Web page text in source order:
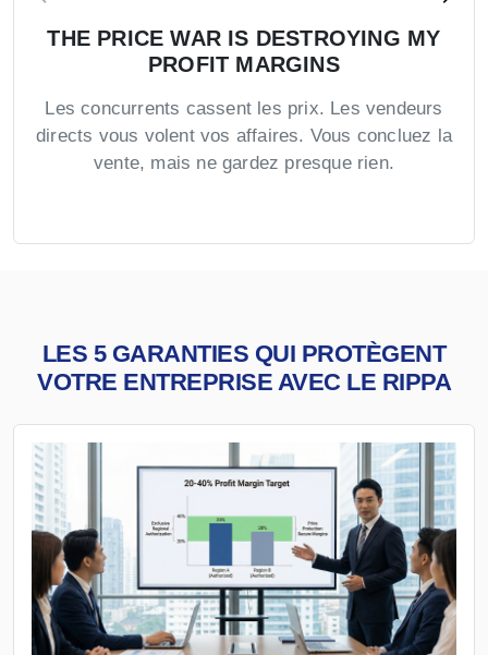
THE PRICE WAR IS DESTROYING MY
PROFIT MARGINS
Les concurrents cassent les prix. Les vendeurs
directs vous volent vos affaires. Vous concluez la
vente, mais ne gardez presque rien.
LES 5 GARANTIES QUI PROTÈGENT
VOTRE ENTREPRISE AVEC LE RIPPA